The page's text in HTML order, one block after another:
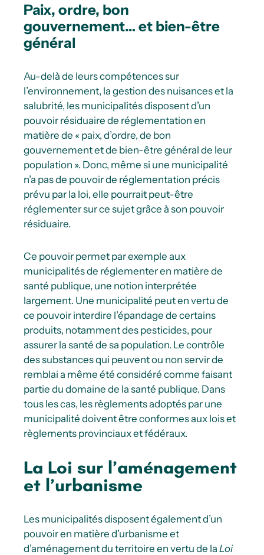
Paix, ordre, bon
gouvernement… et bien-être
général
Au-delà de leurs compétences sur
l’environnement, la gestion des nuisances et la
salubrité, les municipalités disposent d’un
pouvoir résiduaire de réglementation en
matière de « paix, d’ordre, de bon
gouvernement et de bien-être général de leur
population ». Donc, même si une municipalité
n’a pas de pouvoir de réglementation précis
prévu par la loi, elle pourrait peut-être
réglementer sur ce sujet grâce à son pouvoir
résiduaire.
Ce pouvoir permet par exemple aux
municipalités de réglementer en matière de
santé publique, une notion interprétée
largement. Une municipalité peut en vertu de
ce pouvoir interdire l’épandage de certains
produits, notamment des pesticides, pour
assurer la santé de sa population. Le contrôle
des substances qui peuvent ou non servir de
remblai a même été considéré comme faisant
partie du domaine de la santé publique. Dans
tous les cas, les règlements adoptés par une
municipalité doivent être conformes aux lois et
règlements provinciaux et fédéraux.
La Loi sur l’aménagement
et l’urbanisme
Les municipalités disposent également d’un
pouvoir en matière d’urbanisme et
d’aménagement du territoire en vertu de la Loi